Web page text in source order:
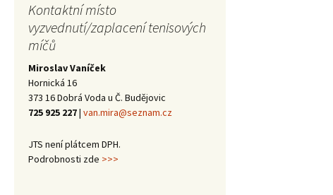
Halové oblastní
přebory 2016/17 –
vítězové
Halové oblastní
přebory 2015/16 –
vítězové
Kanáří naděje 2014
Halové oblastní
vítězové
2014
Kanáří naděje 2013
Valná hromada JčTS
2014
Školení trenérů 3.
třídy 2012
Mezinárodní
trojutkání mládeže –
2012
Kontaktní místo
vyzvednutí/zaplacení tenisových
míčů
Miroslav Vaníček
Hornická 16
373 16 Dobrá Voda u Č. Budějovic
725 925 227| van.mira@seznam.cz
JTS není plátcem DPH.
Podrobnosti zde >>>